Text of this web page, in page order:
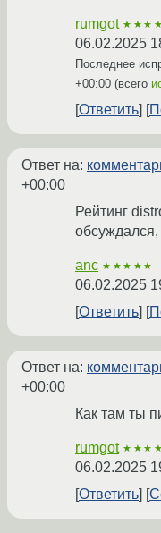
rumgot
06.02.2025
Последнее
+00:00 (всего
Ответить
Ответ на:
+00:00
Рейтинг
обсуждался,
anc ★★★★★
06.02.2025
Ответить
Ответ на:
+00:00
Как там ты
rumgot
06.02.2025
Ответить